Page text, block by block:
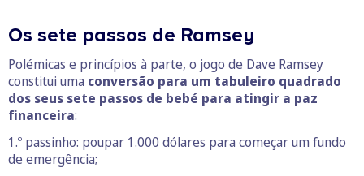
Os sete passos de Ramsey
Polémicas e princípios à parte, o jogo de Dave Ramsey
constitui uma conversão para um tabuleiro quadrado
dos seus sete passos de bebé para atingir a paz
financeira:
1.º passinho: poupar 1.000 dólares para começar um fundo
de emergência;